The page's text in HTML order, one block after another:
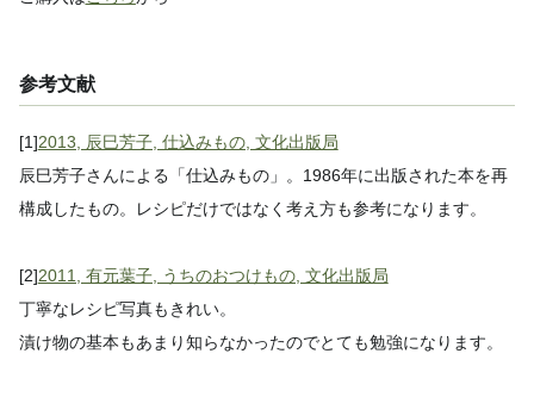
参考文献
[1]2013, 辰巳芳子, 仕込みもの, 文化出版局
辰巳芳子さんによる「仕込みもの」。1986年に出版された本を再
構成したもの。レシピだけではなく考え方も参考になります。
[2]2011, 有元葉子, うちのおつけもの, 文化出版局
丁寧なレシピ写真もきれい。
漬け物の基本もあまり知らなかったのでとても勉強になります。